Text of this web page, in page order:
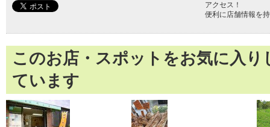
アクセス！
便利に店舗情報を
このお店・スポットをお気に入
ています